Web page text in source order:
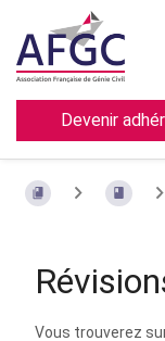
Devenir
Vous trouverez